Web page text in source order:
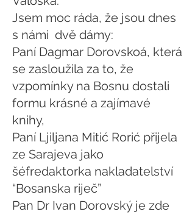
Jsem moc ráda, že jsou dnes
s námi dvě dámy:
Paní Dagmar Dorovskoá, která
se zasloužila za to, že
vzpomínky na Bosnu dostali
formu krásné a zajímavé
knihy,
Paní Ljiljana Mitić Rorić přijela
ze Sarajeva jako
šéfredaktorka nakladatelství
“Bosanska riječ”
Pan Dr Ivan Dorovský je zde